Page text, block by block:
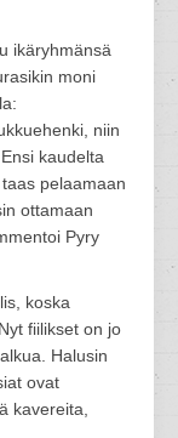
ikäryhmänsä
moni
niin
kaudelta
pelaamaan
ottamaan
Pyry
koska
fiilikset on jo
Halusin
ovat
kavereita,